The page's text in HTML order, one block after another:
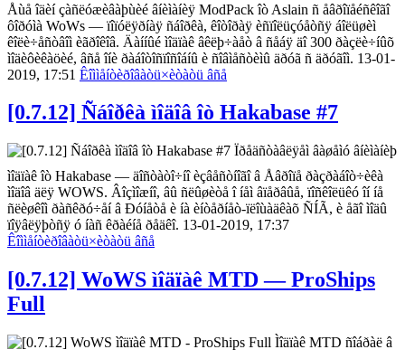
Åùå îäèí çàñëóæèâàþùèé âíèìàíèÿ ModPack îò Aslain ñ åâðîïåéñêîãî
ôîðóìà WoWs — ïîïóëÿðíàÿ ñáîðêà, êîòîðàÿ èñïîëüçóåòñÿ áîëüøèì
êîëè÷åñòâîì èãðîêîâ. Äàííûé ìîäïàê âêëþ÷àåò â ñåáÿ äî 300 ðàçëè÷íûõ
ìîäèôèêàöèé, âñå îíè ðàáîòîñïîñîáíû è ñîâìåñòèìû äðóã ñ äðóãîì. 13-01-
2019, 17:51 Êîììåíòèðîâàòü×èòàòü âñå
[0.7.12] Ñáîðêà ìîäîâ îò Hakabase #7
Ïðåäñòàâëÿåì âàøåìó âíèìàíèþ
ìîäïàê îò Hakabase — äîñòàòî÷íî èçâåñòíîãî â Åâðîïå ðàçðàáîò÷èêà
ìîäîâ äëÿ WOWS. Âîçìîæíî, âû ñëûøèòå î íåì âïåðâûå, ïîñêîëüêó îí íå
ñëèøêîì ðàñêðó÷åí â Ðóíåòå è íà èíòåðíåò-ïëîùàäêàõ ÑÍÃ, è åãî ìîäû
ïîÿâëÿþòñÿ ó íàñ êðàéíå ðåäêî. 13-01-2019, 17:37
Êîììåíòèðîâàòü×èòàòü âñå
[0.7.12] WoWS ìîäïàê MTD — ProShips
Full
Ìîäïàê MTD ñîáðàë â